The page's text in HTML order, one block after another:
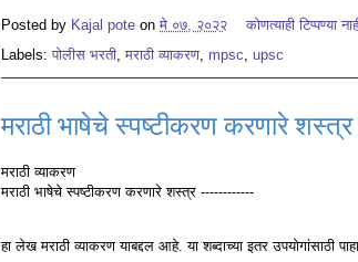
Posted by Kajal pote on मे ०७, २०२२
कोणत्याही टिप्पण्‍या
Labels: पोलीस भरती मराठी व्याकरण mpsc upsc
मराठी भाषेचे स्पष्टीकरण करणारे शस्त्र
मराठी व्याकरण
मराठी भाषेचे स्पष्टीकरण करणारे शस्त्र ------------
हा लेख मराठी व्याकरण याबद्दल आहे. या शब्दाच्या इतर उपयोगांसाठी